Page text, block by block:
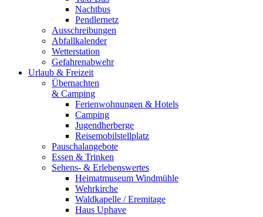
Nachtbus
Pendlernetz
Ausschreibungen
Abfallkalender
Wetterstation
Gefahrenabwehr
Urlaub & Freizeit
Übernachten
& Camping
Ferienwohnungen & Hotels
Camping
Jugendherberge
Reisemobilstellplatz
Pauschalangebote
Essen & Trinken
Sehens- & Erlebenswertes
Heimatmuseum Windmühle
Wehrkirche
Waldkapelle / Eremitage
Haus Uphave